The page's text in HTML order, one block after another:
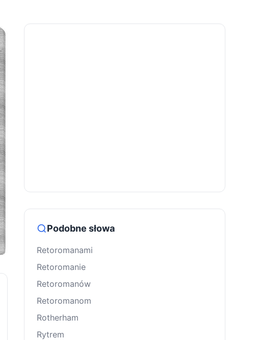
Podobne słowa
Retoromanami
Retoromanie
Retoromanów
Retoromanom
Rotherham
Rytrem